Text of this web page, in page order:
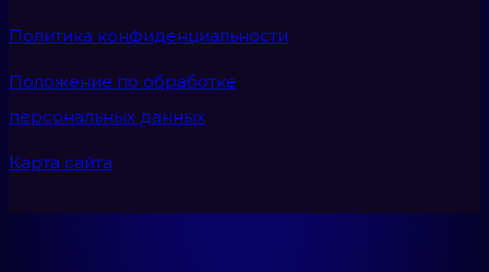
Политика конфиденциальности
Положение по обработке
персональных данных
Карта сайта